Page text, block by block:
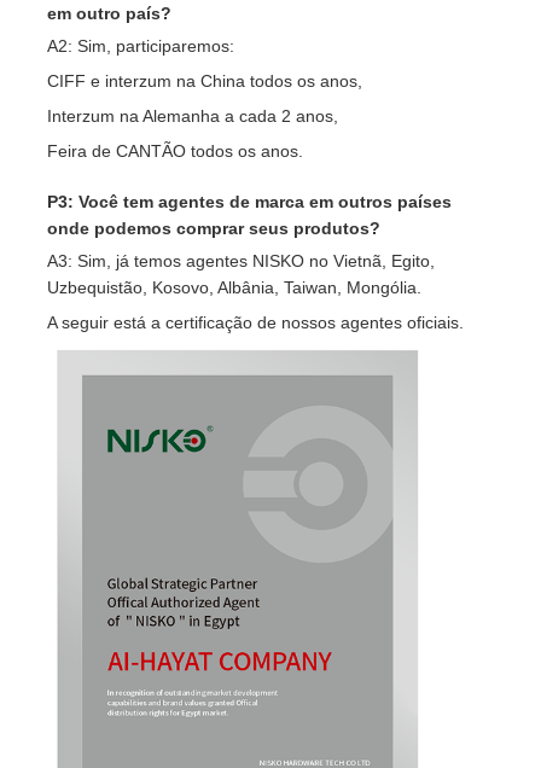
em outro país?
A2: Sim, participaremos:
CIFF e interzum na China todos os anos,
Interzum na Alemanha a cada 2 anos,
Feira de CANTÃO todos os anos.
P3: Você tem agentes de marca em outros países
onde podemos comprar seus produtos?
A3: Sim, já temos agentes NISKO no Vietnã, Egito,
Uzbequistão, Kosovo, Albânia, Taiwan, Mongólia.
A seguir está a certificação de nossos agentes oficiais.